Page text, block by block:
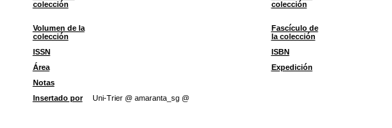
colección
colección
Volumen de la
colección
Fascículo de
la colección
ISSN ISBN
Área
Expedición
Notas
Insertado por
Uni-Trier @ amaranta_sg @